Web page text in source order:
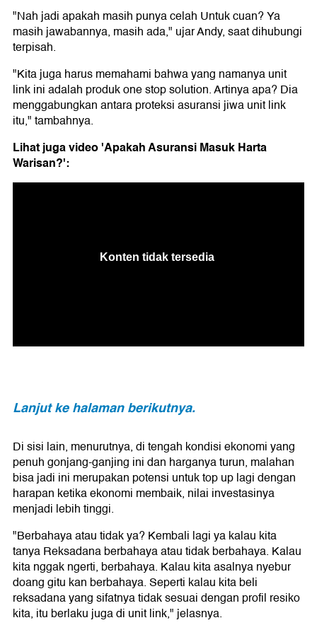
"Nah jadi apakah masih punya celah Untuk cuan? Ya
masih jawabannya, masih ada," ujar Andy, saat dihubungi
terpisah.
"Kita juga harus memahami bahwa yang namanya unit
link ini adalah produk one stop solution. Artinya apa? Dia
menggabungkan antara proteksi asuransi jiwa unit link
itu," tambahnya.
Lihat juga video 'Apakah Asuransi Masuk Harta
Warisan?':
Lanjut ke halaman berikutnya.
Di sisi lain, menurutnya, di tengah kondisi ekonomi yang
penuh gonjang-ganjing ini dan harganya turun, malahan
bisa jadi ini merupakan potensi untuk top up lagi dengan
harapan ketika ekonomi membaik, nilai investasinya
menjadi lebih tinggi.
"Berbahaya atau tidak ya? Kembali lagi ya kalau kita
tanya Reksadana berbahaya atau tidak berbahaya. Kalau
kita nggak ngerti, berbahaya. Kalau kita asalnya nyebur
doang gitu kan berbahaya. Seperti kalau kita beli
reksadana yang sifatnya tidak sesuai dengan profil resiko
kita, itu berlaku juga di unit link," jelasnya.